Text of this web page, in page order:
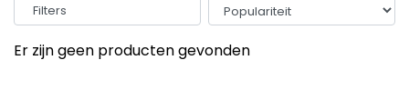
Filters
Er zijn geen producten gevonden